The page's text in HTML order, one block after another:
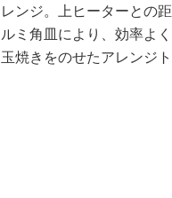
ンジ。上ヒーターとの距
ミ角皿により、効率よく
焼きをのせたアレンジト